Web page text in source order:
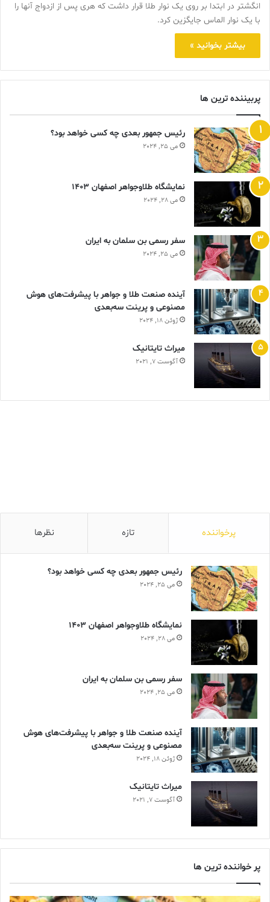
انگشتر در ابتدا بر روی یک نوار طلا قرار داشت که هری پس از ازدواج آنها را
با یک نوار الماس جایگزین کرد.
بیشتر بخوانید »
پربیننده ترین ها
رئیس جمهور بعدی چه کسی خواهد بود؟
می 25, 2024
نمایشگاه طلاوجواهر اصفهان 1403
می 28, 2024
سفر رسمی بن سلمان به ایران
می 25, 2024
آینده صنعت طلا و جواهر با پیشرفت‌های هوش
مصنوعی و پرینت سه‌بعدی
ژوئن 18, 2024
ميراث تايتانيک
آگوست 7, 2021
پرخواننده تازه نظرها
رئیس جمهور بعدی چه کسی خواهد بود؟
می 25, 2024
نمایشگاه طلاوجواهر اصفهان 1403
می 28, 2024
سفر رسمی بن سلمان به ایران
می 25, 2024
آینده صنعت طلا و جواهر با پیشرفت‌های هوش
مصنوعی و پرینت سه‌بعدی
ژوئن 18, 2024
ميراث تايتانيک
آگوست 7, 2021
پر خواننده ترین ها